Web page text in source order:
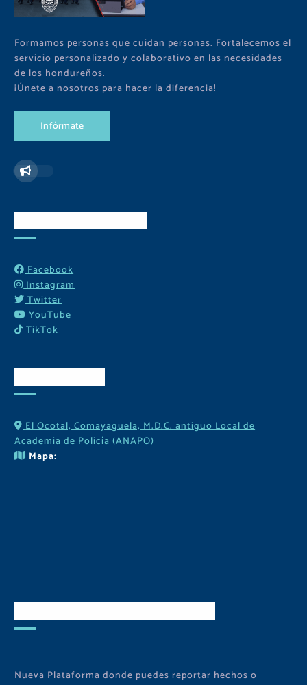
Formamos personas que cuidan personas. Fortalecemos el
servicio personalizado y colaborativo en las necesidades
de los hondureños.
¡Únete a nosotros para hacer la diferencia!
Infórmate
Facebook
Instagram
Twitter
YouTube
TikTok
El Ocotal, Comayaguela, M.D.C. antiguo Local de
Academia de Policía (ANAPO)
Mapa:
Nueva Plataforma donde puedes reportar hechos o